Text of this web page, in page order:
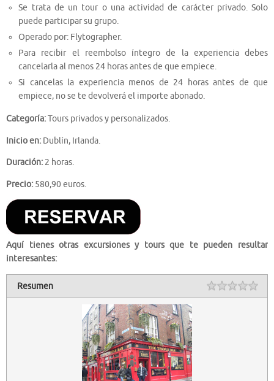
Se trata de un tour o una actividad de carácter privado. Solo
puede participar su grupo.
Operado por: Flytographer.
Para recibir el reembolso íntegro de la experiencia debes
cancelarla al menos 24 horas antes de que empiece.
Si cancelas la experiencia menos de 24 horas antes de que
empiece, no se te devolverá el importe abonado.
Categoría:Tours privados y personalizados.
Inicio en: Dublín, Irlanda.
Duración: 2 horas.
Precio: 580,90 euros.
Aquí tienes otras excursiones y tours que te pueden resultar
interesantes:
Resumen